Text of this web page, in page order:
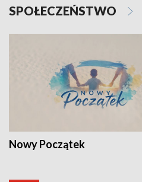
SPOŁECZEŃSTWO
Nowy Początek